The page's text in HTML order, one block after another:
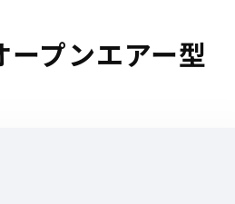
ドライブレコーダー
プンエアー型